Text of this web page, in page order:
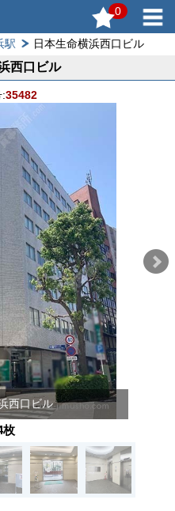
0
駅 日本生命横浜西口ビル
西口ビル
35482
西口ビル
枚